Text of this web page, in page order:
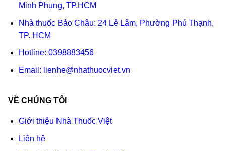
Minh Phụng, TP.HCM
Nhà thuốc Bảo Châu: 24 Lê Lâm, Phường Phú Thạnh,
TP. HCM
Hotline: 0398883456
Email: lienhe@nhathuocviet.vn
VỀ CHÚNG TÔI
Giới thiệu Nhà Thuốc Việt
Liên hệ